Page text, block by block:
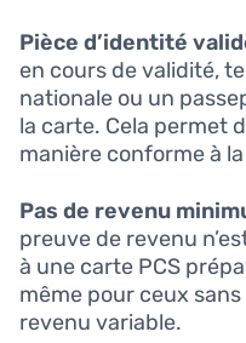
Pièce d’identité
en cours de validité,
nationale ou un
la carte. Cela permet
manière conforme à
Pas de revenu
preuve de revenu
à une carte PCS
même pour ceux
revenu variable.